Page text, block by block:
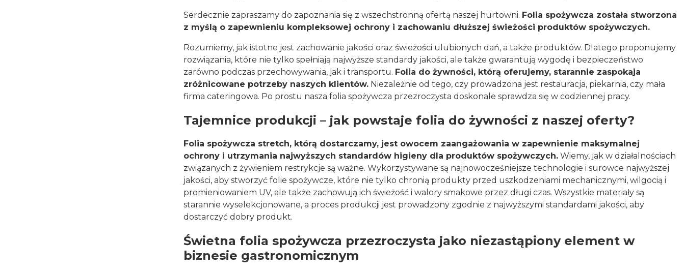
Serdecznie zapraszamy do zapoznania się z wszechstronną ofertą naszej hurtowni. Folia spożywcza została stworzona
z myślą o zapewnieniu kompleksowej ochrony i zachowaniu dłuższej świeżości produktów spożywczych.
Rozumiemy, jak istotne jest zachowanie jakości oraz świeżości ulubionych dań, a także produktów. Dlatego proponujemy
rozwiązania, które nie tylko spełniają najwyższe standardy jakości, ale także gwarantują wygodę i bezpieczeństwo
zarówno podczas przechowywania, jak i transportu. Folia do żywności, którą oferujemy, starannie zaspokaja
zróżnicowane potrzeby naszych klientów. Niezależnie od tego, czy prowadzona jest restauracja, piekarnia, czy mała
firma cateringowa. Po prostu nasza folia spożywcza przezroczysta doskonale sprawdza się w codziennej pracy.
Tajemnice produkcji – jak powstaje folia do żywności z naszej oferty?
Folia spożywcza stretch, którą dostarczamy, jest owocem zaangażowania w zapewnienie maksymalnej
ochrony i utrzymania najwyższych standardów higieny dla produktów spożywczych. Wiemy, jak w działalnościach
związanych z żywieniem restrykcje są ważne. Wykorzystywane są najnowocześniejsze technologie i surowce najwyższej
jakości, aby stworzyć folie spożywcze, które nie tylko chronią produkty przed uszkodzeniami mechanicznymi, wilgocią i
promieniowaniem UV, ale także zachowują ich świeżość i walory smakowe przez długi czas. Wszystkie materiały są
starannie wyselekcjonowane, a proces produkcji jest prowadzony zgodnie z najwyższymi standardami jakości, aby
dostarczyć dobry produkt.
Świetna folia spożywcza przezroczysta jako niezastąpiony element w
biznesie gastronomicznym